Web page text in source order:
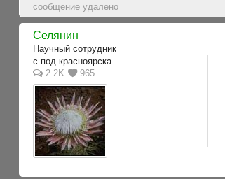
сообщение удалено
Селянин
Научный сотрудник
с под красноярска
2.2K
965